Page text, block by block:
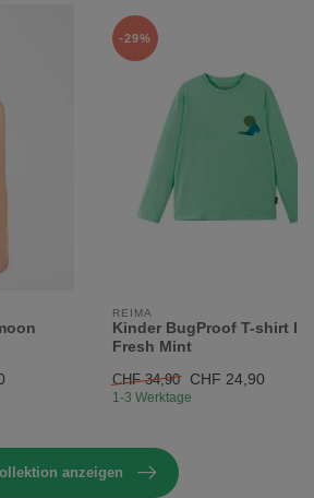
-29%
REIMA
Kinder BugProof T-shirt
Fresh Mint
CHF 34,90 CHF 24,90
1-3 Werktage
anzeigen